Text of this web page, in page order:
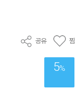
공유 찜
5%